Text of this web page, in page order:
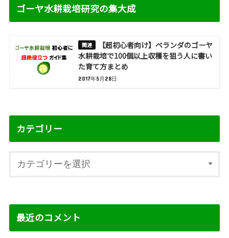
ゴーヤ水耕栽培研究の集大成
【超初心者向け】ベランダのゴーヤ
水耕栽培で100個以上収穫を狙う人に書い
た育て方まとめ
2017年5月28日
カテゴリー
最近のコメント